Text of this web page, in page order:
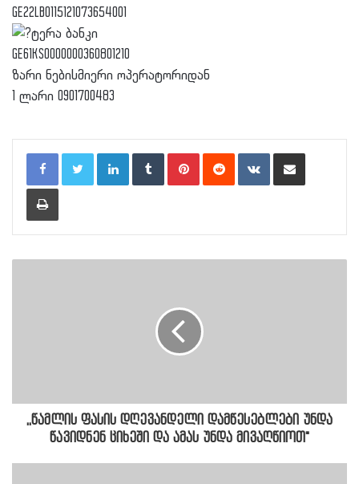
GE22LB0115121073654001
ტერა ბანკი
GE61KS0000000360801210
ზარი ნებისმიერი ოპერატორიდან
1 ლარი 0901700483
LinkedInTumblr PinterestReddit VKontakteShare via Email
Print
,,წამლის ფასის დღევანდელი დამწესებლები უნდა
წავიდნენ ციხეში და ამას უნდა მივაღწიოთ"